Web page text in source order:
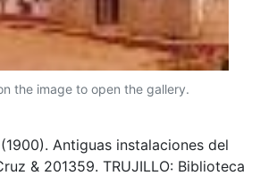
the image to open the gallery.
Antiguas instalaciones del
& 201359. TRUJILLO: Biblioteca